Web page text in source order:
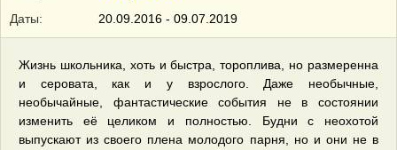
Даты:
20.09.2016 - 09.07.2019
Жизнь школьника, хоть и быстра, тороплива, но размеренна
и серовата, как и у взрослого. Даже необычные,
необычайные, фантастические события не в состоянии
изменить её целиком и полностью. Будни с неохотой
выпускают из своего плена молодого парня, но и они не в